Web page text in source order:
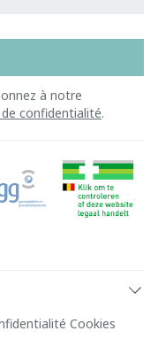
à notre
confidentialité.
Cookies